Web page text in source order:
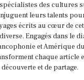
des cultures
leurs talents
écrits au cœur de
Engagés dans le
et Amérique
chaque article
découverte et de partage.